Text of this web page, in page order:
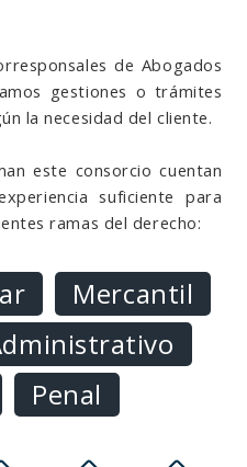
de Abogados
gestiones o trámites
la necesidad del cliente.
este consorcio cuentan
suficiente para
ramas del derecho:
Mercantil
Penal